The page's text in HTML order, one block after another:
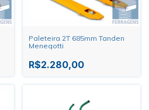
Paleteira 2T 685mm Tanden
Menegotti
R$2.280,00